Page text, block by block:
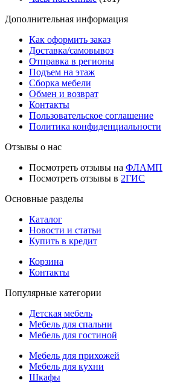
Дополнительная информация
Как оформить заказ
Доставка/самовывоз
Отправка в регионы
Подъем на этаж
Сборка мебели
Обмен и возврат
Контакты
Пользовательское соглашение
Политика конфиденциальности
Отзывы о нас
Посмотреть отзывы на ФЛАМП
Посмотреть отзывы в 2ГИС
Основные разделы
Каталог
Новости и статьи
Купить в кредит
Корзина
Контакты
Популярные категории
Детская мебель
Мебель для спальни
Мебель для гостиной
Мебель для прихожей
Мебель для кухни
Шкафы